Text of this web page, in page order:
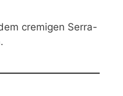
cremigen Serra-